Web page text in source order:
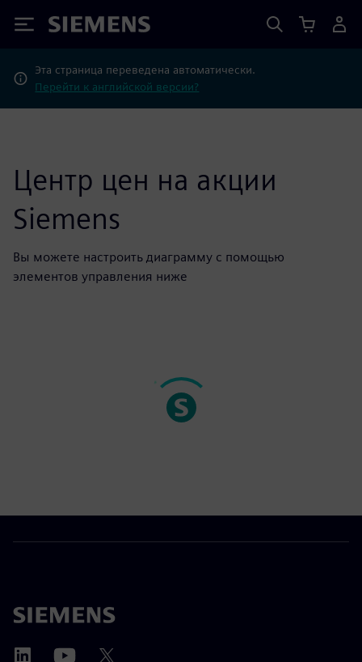
Siemens
Эта страница переведена автоматически.
Перейти к английской версии?
Центр цен на акции
Siemens
Вы можете настроить диаграмму с помощью
элементов управления ниже